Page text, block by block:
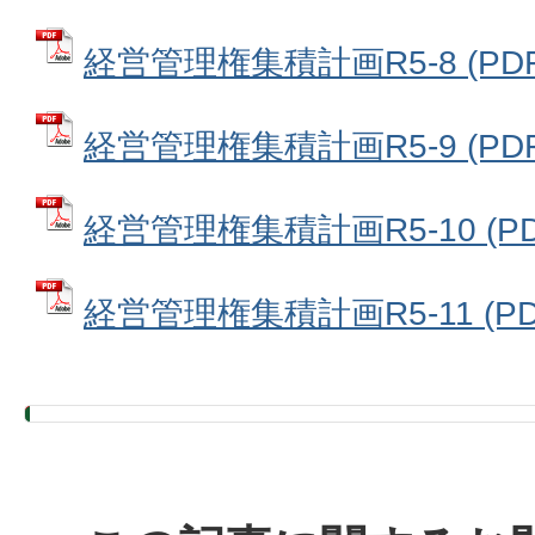
経営管理権集積計画R5-8
経営管理権集積計画R5-9
経営管理権集積計画R5-10
経営管理権集積計画R5-11